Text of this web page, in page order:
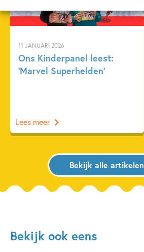
11 JANUARI 2026
Ons Kinderpanel leest:
‘Marvel Superhelden’
Lees meer
Bekijk alle artikelen
Bekijk ook eens